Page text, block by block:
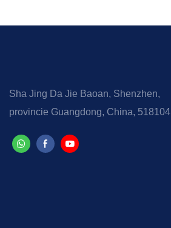
Sha Jing Da Jie Baoan, Shenzhen,
provincie Guangdong, China, 518104